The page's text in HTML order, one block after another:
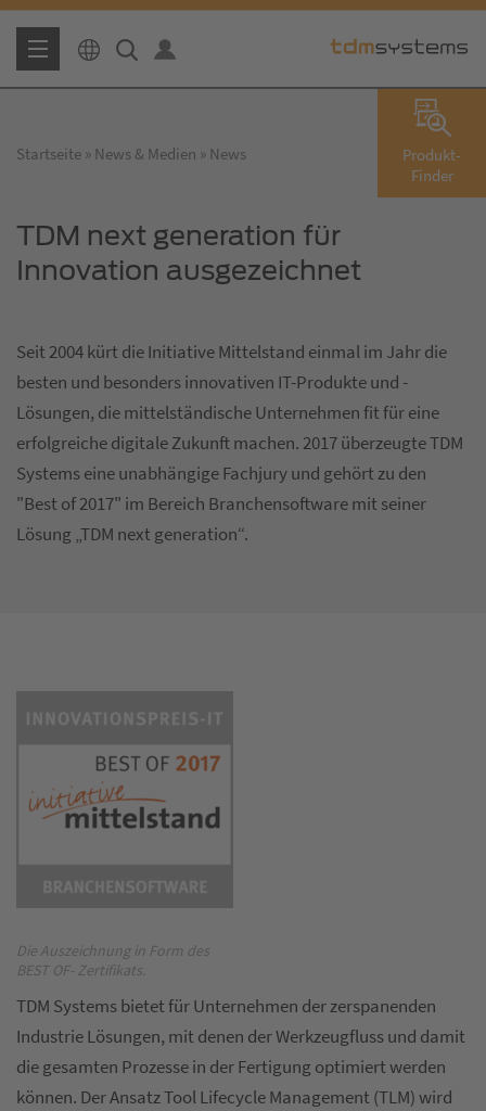
Produkt-
Finder
Startseite News & Medien News
TDM next generation für
Innovation ausgezeichnet
Seit 2004 kürt die Initiative Mittelstand einmal im Jahr die
besten und besonders innovativen IT-Produkte und -
Lösungen, die mittelständische Unternehmen fit für eine
erfolgreiche digitale Zukunft machen. 2017 überzeugte TDM
Systems eine unabhängige Fachjury und gehört zu den
"Best of 2017" im Bereich Branchensoftware mit seiner
Lösung „TDM next generation“.
Die Auszeichnung in Form des
BEST OF- Zertifikats.
TDM Systems bietet für Unternehmen der zerspanenden
Industrie Lösungen, mit denen der Werkzeugfluss und damit
die gesamten Prozesse in der Fertigung optimiert werden
können. Der Ansatz Tool Lifecycle Management (TLM) wird